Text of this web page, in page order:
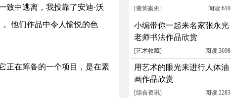
致中逃离，我投靠了安迪·沃
。他们作品中令人愉悦的色
正在筹备的一个项目，是在素
[装饰案例] 阅读:610
小编带你一起来名家张永光
老师书法作品欣赏
[艺术收藏] 阅读:3698
用艺术的眼光来进行人体油
画作品欣赏
[综合资讯] 阅读:2283